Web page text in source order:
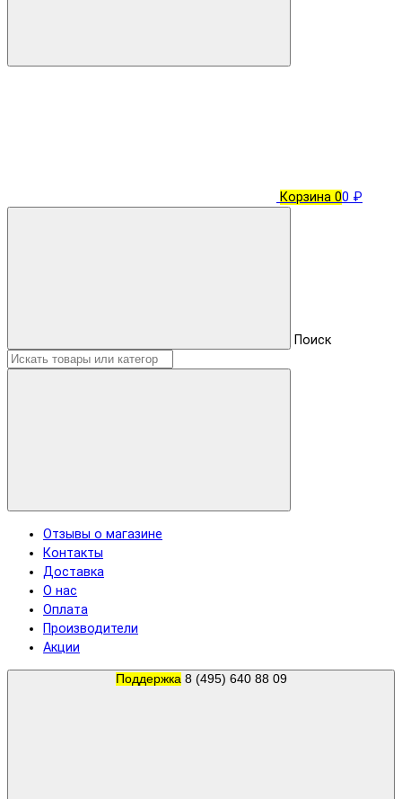
Корзина 00 ₽
Поиск
Отзывы о магазине
Контакты
Доставка
О нас
Оплата
Производители
Акции
Поддержка 8 (495) 640 88 09